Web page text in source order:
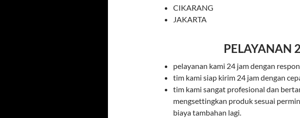
CIKARANG
JAKARTA
PELAYANAN
pelayanan kami 24 jam dengan
tim kami siap kirim 24 jam dengan
tim kami sangat profesional dan
mengsettingkan produk sesuai
biaya tambahan lagi.